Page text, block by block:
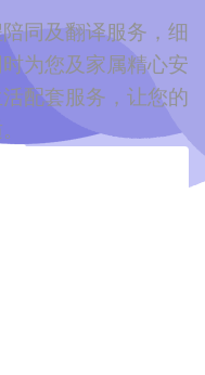
同及翻译服务，细
时为您及家属精心安
配套服务，让您的